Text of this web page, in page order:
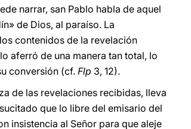
narrar, san Pablo habla de aquel
de Dios, al paraíso. La
contenidos de la revelación
aferró de una manera tan total, lo
conversión (cf. Flp 3, 12).
de las revelaciones recibidas, lleva
que lo libre del emisario del
insistencia al Señor para que aleje